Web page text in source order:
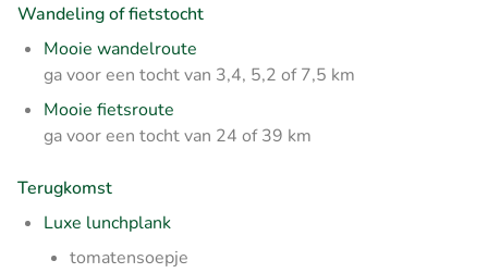
Wandeling of fietstocht
Mooie wandelroute
ga voor een tocht van 3,4, 5,2 of 7,5 km
Mooie fietsroute
ga voor een tocht van 24 of 39 km
Terugkomst
Luxe lunchplank
tomatensoepje